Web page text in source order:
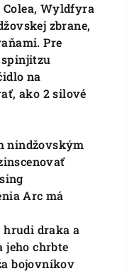
Wyldfyra
zbrane,
Pre
spinjitzu
na
ako 2 silové
nindžovským
Arc má
draka a
jeho chrbte
bojovníkov